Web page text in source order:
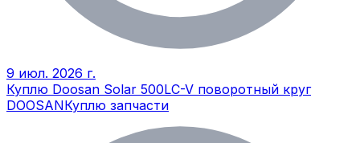
9 июл. 2026 г.
Куплю Doosan Solar 500LC-V поворотный круг
DOOSANКуплю запчасти